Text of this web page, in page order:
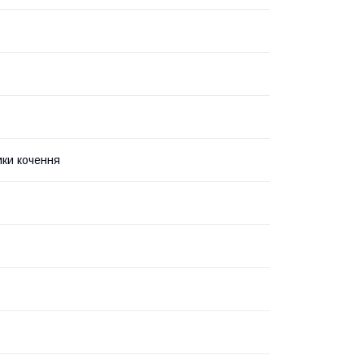
кочення